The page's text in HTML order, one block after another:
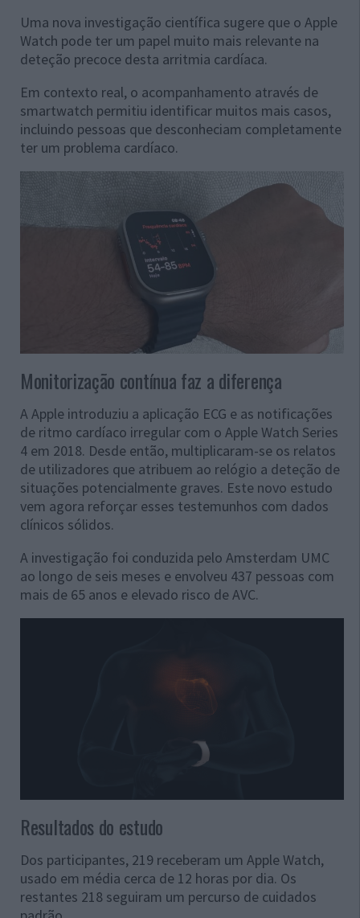
Uma nova investigação científica sugere que o Apple
Watch pode ter um papel muito mais relevante na
deteção precoce desta arritmia cardíaca.
Em contexto real, o acompanhamento através de
smartwatch permitiu identificar muitos mais casos,
incluindo pessoas que desconheciam completamente
ter um problema cardíaco.
Monitorização contínua faz a diferença
A Apple introduziu a aplicação ECG e as notificações
de ritmo cardíaco irregular com o Apple Watch Series
4 em 2018. Desde então, multiplicaram-se os relatos
de utilizadores que atribuem ao relógio a deteção de
situações potencialmente graves. Este novo estudo
vem agora reforçar esses testemunhos com dados
clínicos sólidos.
A investigação foi conduzida pelo Amsterdam UMC
ao longo de seis meses e envolveu 437 pessoas com
mais de 65 anos e elevado risco de AVC.
Resultados do estudo
Dos participantes, 219 receberam um Apple Watch,
usado em média cerca de 12 horas por dia. Os
restantes 218 seguiram um percurso de cuidados